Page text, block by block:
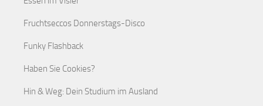
Fruchtseccos Donnerstags-Disco
Funky Flashback
Haben Sie Cookies?
Hin & Weg: Dein Studium im Ausland